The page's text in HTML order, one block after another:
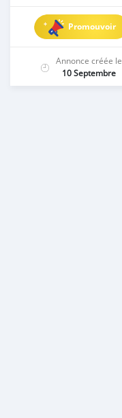
Promouvoir
Annonce créée le
10 Septembre